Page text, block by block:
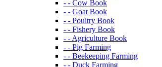
- - Cow Book
- - Goat Book
- - Poultry Book
- - Fishery Book
- - Agriculture Book
- - Pig Farming
- - Beekeeping Farming
- - Duck Farming